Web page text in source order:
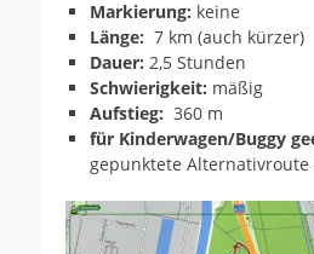
Markierung: keine
Länge: 7 km (auch kürzer)
Dauer: 2,5 Stunden
Schwierigkeit: mäßig
Aufstieg: 360 m
für Kinderwagen/Buggy
gepunktete Alternativroute